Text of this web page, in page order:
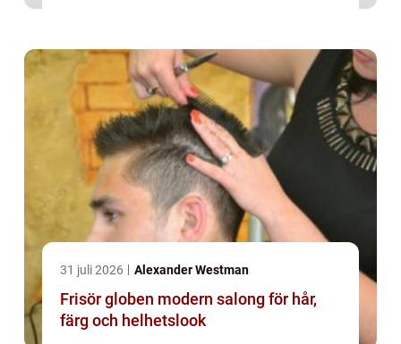
31 juli 2026 Alexander Westman
Frisör globen modern salong för hår,
färg och helhetslook